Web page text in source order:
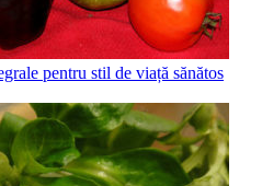
pentru stil de viață sănătos